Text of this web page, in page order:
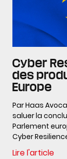
Cyber
des
Europe
Par Haas
saluer la
Parlement
Cyber
Lire l'article